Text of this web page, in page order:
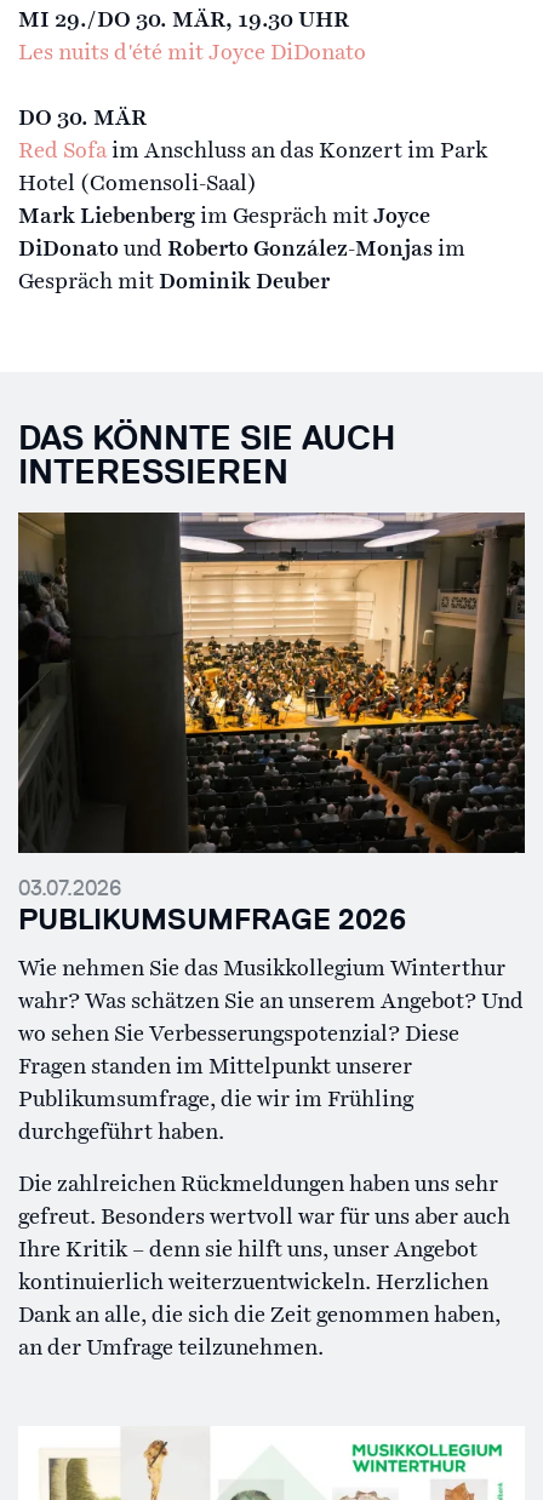
MI 29./DO 30. MÄR, 19.30 UHR
Les nuits d'été mit Joyce DiDonato
DO 30. MÄR
Red Sofaim Anschluss an das Konzert im Park
Hotel (Comensoli-Saal)
Mark Liebenberg im Gespräch mit Joyce
DiDonato und Roberto González-Monjas im
Gespräch mit Dominik Deuber
DAS KÖNNTE SIE AUCH
INTERESSIEREN
03.07.2026
PUBLIKUMSUMFRAGE 2026
Wie nehmen Sie das Musikkollegium Winterthur
wahr? Was schätzen Sie an unserem Angebot? Und
wo sehen Sie Verbesserungspotenzial? Diese
Fragen standen im Mittelpunkt unserer
Publikumsumfrage, die wir im Frühling
durchgeführt haben.
Die zahlreichen Rückmeldungen haben uns sehr
gefreut. Besonders wertvoll war für uns aber auch
Ihre Kritik – denn sie hilft uns, unser Angebot
kontinuierlich weiterzuentwickeln. Herzlichen
Dank an alle, die sich die Zeit genommen haben,
an der Umfrage teilzunehmen.